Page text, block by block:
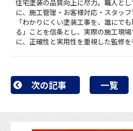
住宅塗装の品質向上に尽力。職人と
に、施工管理・お客様対応・スタッフ
「わかりにくい塗装工事を、誰にで
る」ことを信条とし、実際の施工現
に、正確性と実用性を重視した監修を
次の記事 一覧